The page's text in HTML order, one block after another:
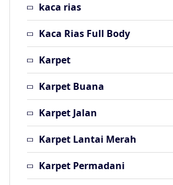
kaca rias
Kaca Rias Full Body
Karpet
Karpet Buana
Karpet Jalan
Karpet Lantai Merah
Karpet Permadani